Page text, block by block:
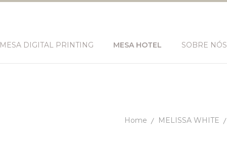
MESA DIGITAL PRINTING MESA HOTEL SOBRE NÓS
Home MELISSA WHITE